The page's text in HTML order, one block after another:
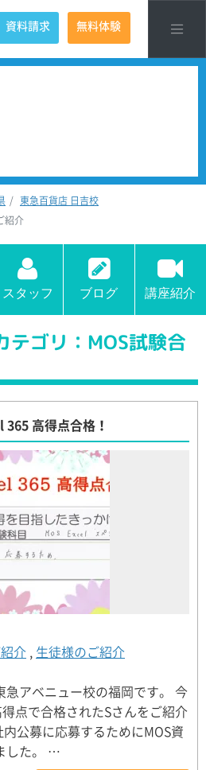
資料請求 無料体験
東急百貨店 日吉校
紹介
スタッフ ブログ 講座紹介
テゴリ：MOS試験合
高得点合格！
介 , 生徒様のご紹介
急アベニュー校の福岡です。 今
点で合格されたSさんをご紹介
公募に応募するためにMOS資
した。 …